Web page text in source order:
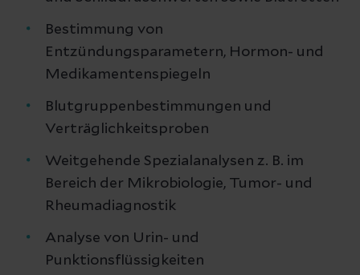
Bestimmung von
Entzündungsparametern, Hormon- und
Medikamentenspiegeln
Blutgruppenbestimmungen und
Verträglichkeitsproben
Weitgehende Spezialanalysen z. B. im
Bereich der Mikrobiologie, Tumor- und
Rheumadiagnostik
Analyse von Urin- und
Punktionsflüssigkeiten